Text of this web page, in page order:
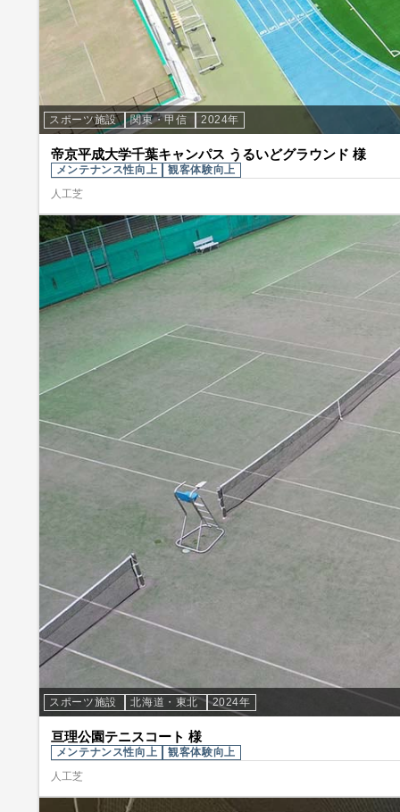
スポーツ施設 関東・甲信 2024年
帝京平成大学千葉キャンパス うるいどグラウンド 様
メンテナンス性向上
観客体験向上
人工芝
スポーツ施設 北海道・東北 2024年
亘理公園テニスコート 様
メンテナンス性向上
観客体験向上
人工芝